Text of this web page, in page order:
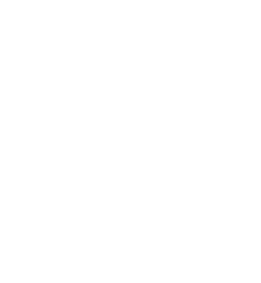
Ergon Groen